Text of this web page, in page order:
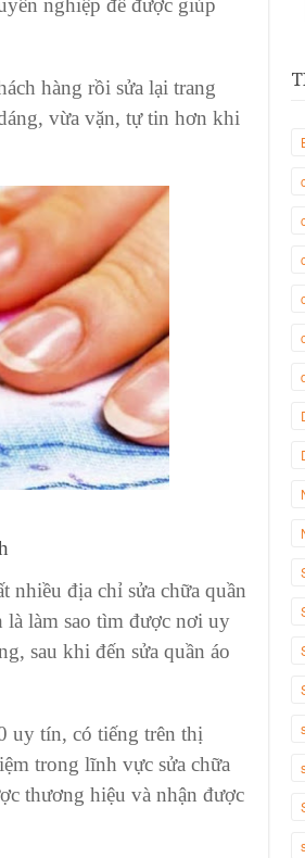
nghiệp để được giúp
hàng rồi sửa lại trang
vừa vặn, tự tin hơn khi
nhiều địa chỉ sửa chữa quần
là làm sao tìm được nơi uy
sau khi đến sửa quần áo
uy tín, có tiếng trên thị
trong lĩnh vực sửa chữa
thương hiệu và nhận được